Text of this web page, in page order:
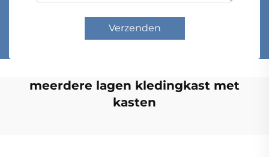
Verzenden
meerdere lagen kledingkast met
kasten